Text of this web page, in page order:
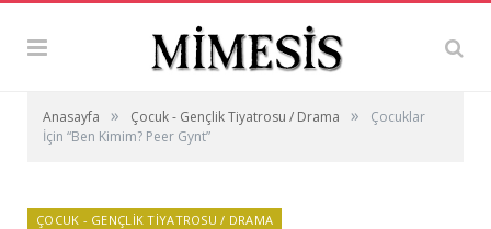
Anasayfa » Çocuk - Gençlik Tiyatrosu / Drama »
Çocuklar
İçin “Ben Kimim? Peer Gynt”
ÇOCUK - GENÇLIK TIYATROSU / DRAMA